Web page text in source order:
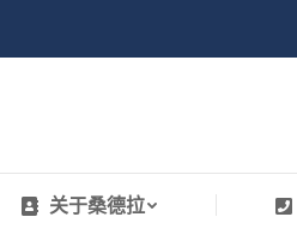
关于桑德拉